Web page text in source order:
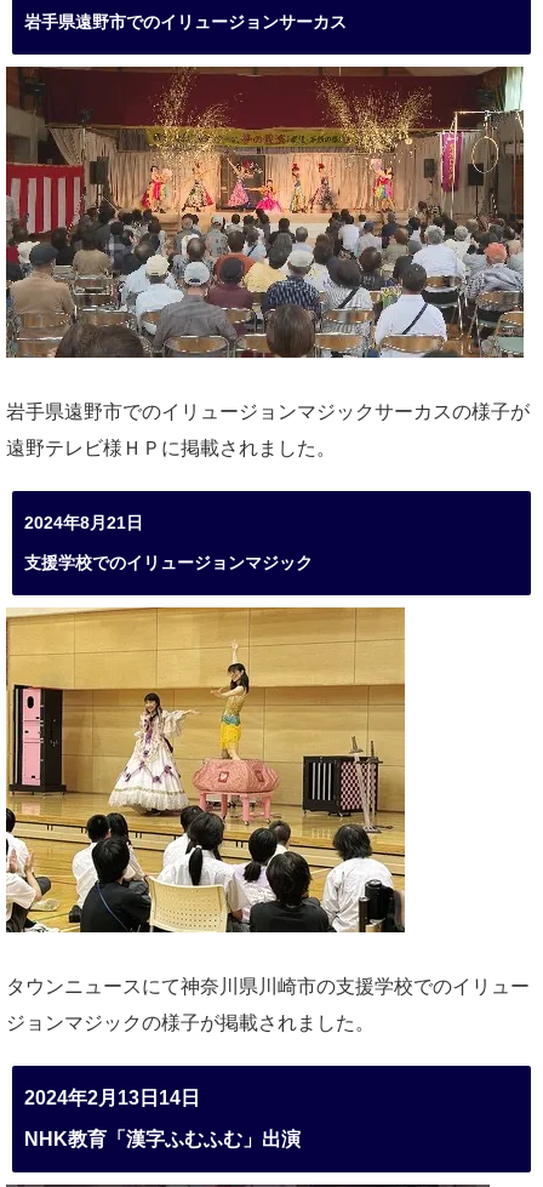
岩手県遠野市でのイリュージョンサーカス
岩手県遠野市でのイリュージョンマジックサーカスの様子が
遠野テレビ様ＨＰに掲載されました。
2024年8月21日
支援学校でのイリュージョンマジック
タウンニュースにて神奈川県川崎市の支援学校でのイリュー
ジョンマジックの様子が掲載されました。
2024年2月13日14日
NHK教育「漢字ふむふむ」出演